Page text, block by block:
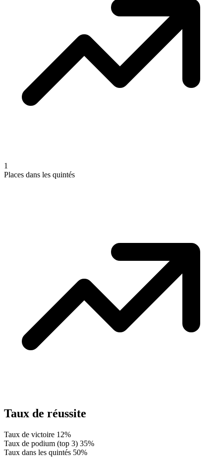
1
Places dans les quintés
Taux de réussite
Taux de victoire 12%
Taux de podium (top 3) 35%
Taux dans les quintés 50%